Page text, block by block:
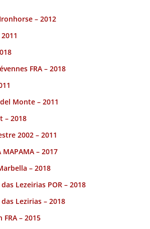
– 2012
FRA – 2018
Monte – 2011
– 2018
2002 – 2011
MAPAMA – 2017
– 2018
Lezeirias POR – 2018
Lezirias – 2018
– 2015